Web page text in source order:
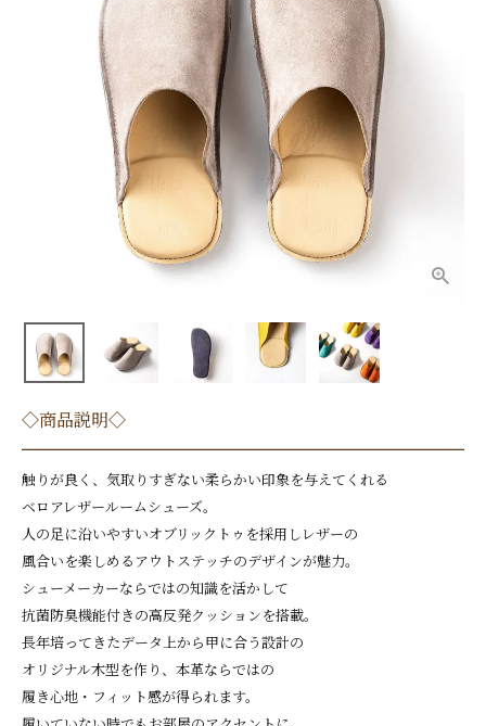
◇商品説明◇
触りが良く、気取りすぎない柔らかい印象を与えてくれる
ベロアレザールームシューズ。
人の足に沿いやすいオブリックトゥを採用しレザーの
風合いを楽しめるアウトステッチのデザインが魅力。
シューメーカーならではの知識を活かして
抗菌防臭機能付きの高反発クッションを搭載。
長年培ってきたデータ上から甲に合う設計の
オリジナル木型を作り、本革ならではの
履き心地・フィット感が得られます。